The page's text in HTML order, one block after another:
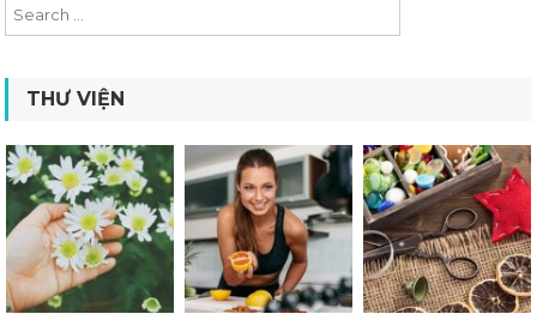
THƯ VIỆN